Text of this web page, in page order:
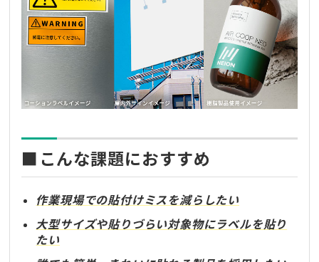
■こんな課題におすすめ
作業現場での貼付けミスを減らしたい
大型サイズや貼りづらい対象物にラベルを貼り
たい